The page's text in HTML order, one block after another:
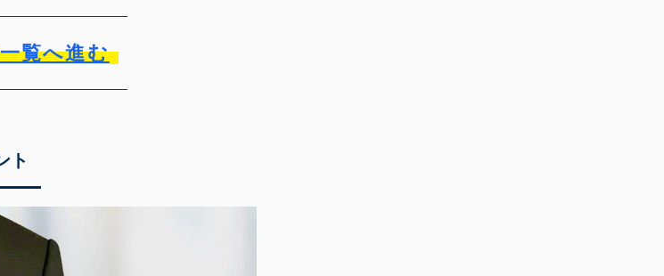
覧へ進む
ト